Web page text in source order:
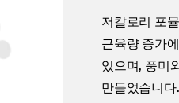
저칼로리 포
근육량 증가
있으며, 풍미
만들었습니